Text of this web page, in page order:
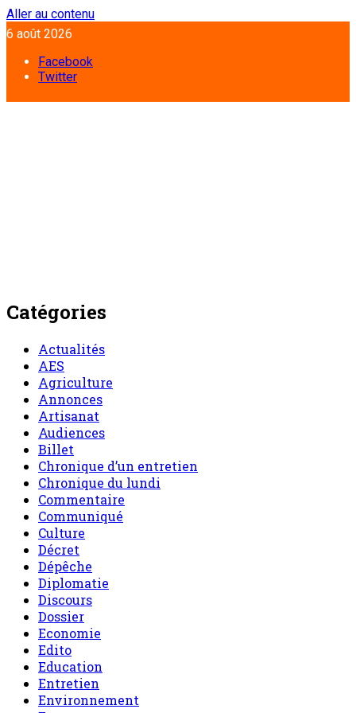
Aller au contenu
6 août 2026
Facebook
Twitter
Catégories
Actualités
AES
Agriculture
Annonces
Artisanat
Audiences
Billet
Chronique d’un entretien
Chronique du lundi
Commentaire
Communiqué
Culture
Décret
Dépêche
Diplomatie
Discours
Dossier
Economie
Edito
Education
Entretien
Environnement